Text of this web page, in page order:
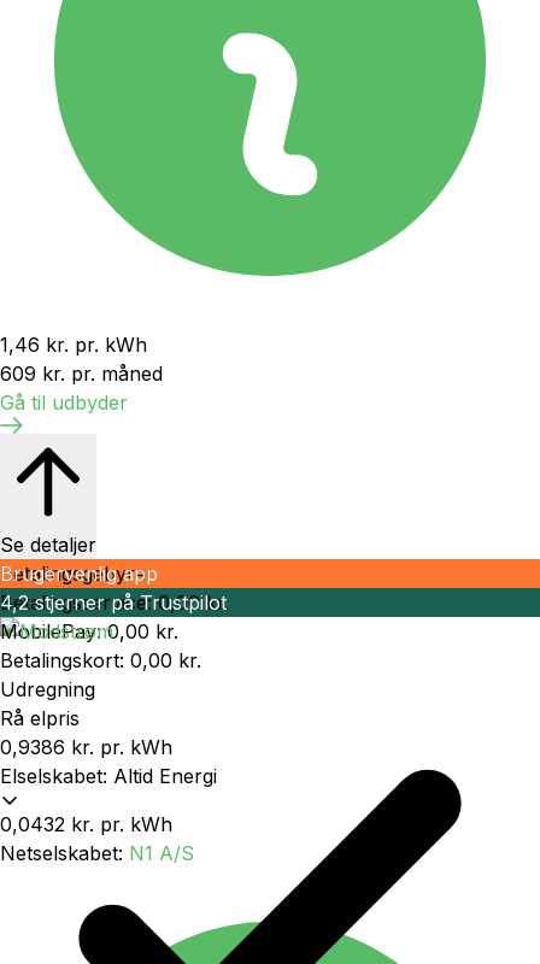
1,46 kr. pr. kWh
609 kr. pr. måned
Gå til udbyder
Se detaljer
Betalingsgebyrer
Betalingsservice: 0,00 kr.
MobilePay: 0,00 kr.
Betalingskort: 0,00 kr.
Udregning
Rå elpris
0,9386 kr. pr. kWh
Elselskabet: Altid Energi
0,0432 kr. pr. kWh
Netselskabet: N1 A/S
Brugervenlig app
4,2 stjerner på Trustpilot